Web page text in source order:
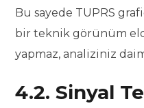
Bu sayede TUPRS
bir teknik görünüm
yapmaz, analiziniz
4.2. Sinyal